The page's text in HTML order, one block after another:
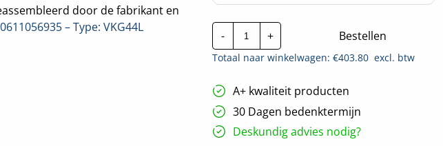
door de fabrikant en
– Type: VKG44L
-
Hager
Groepenkast
|
VKG44L
3F
-8
Gr
-
2x
ALS
+ Bestellen
Totaal naar winkelwagen: €403.80excl. btw
A+ kwaliteit producten
30 Dagen bedenktermijn
Deskundig advies nodig?